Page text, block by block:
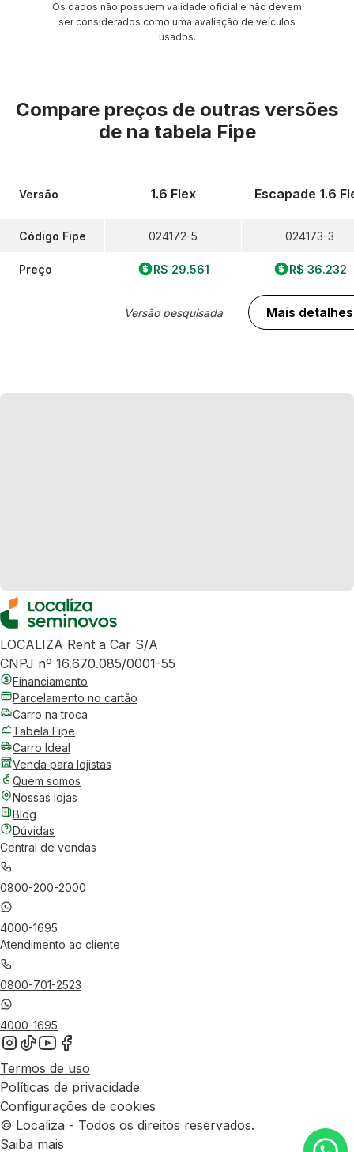
Os dados não possuem validade oficial e não devem
ser considerados como uma avaliação de veículos
usados.
Compare preços de outras versões
de na tabela Fipe
Versão
Código Fipe
Preço
1.6 Flex
024172-5
R$ 29.561
Versão pesquisada
Escapade 1.6
024173-3
R$ 36.232
Mais detalhes
LOCALIZA Rent a Car S/A
CNPJ nº 16.670.085/0001-55
Financiamento
Parcelamento no cartão
Carro na troca
Tabela Fipe
Carro Ideal
Venda para lojistas
Quem somos
Nossas lojas
Blog
Dúvidas
Central de vendas
0800-200-2000
4000-1695
Atendimento ao cliente
0800-701-2523
4000-1695
Termos de uso
Políticas de privacidade
Configurações de cookies
© Localiza - Todos os direitos reservados.
Saiba mais